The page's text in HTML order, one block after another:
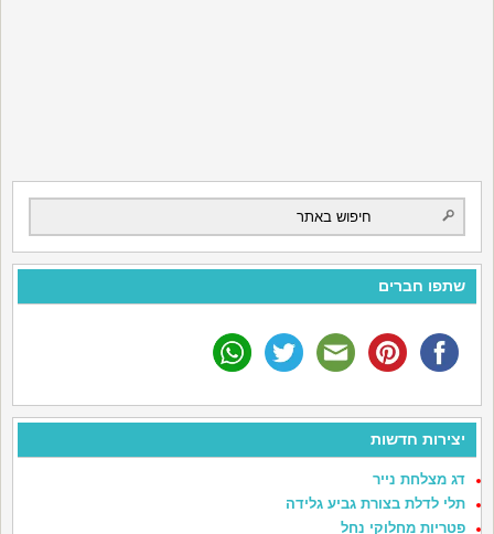
שתפו חברים
יצירות חדשות
דג מצלחת נייר
תלי לדלת בצורת גביע גלידה
פטריות מחלוקי נחל